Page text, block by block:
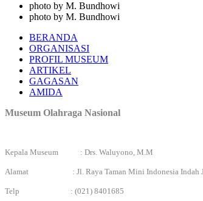
photo by M. Bundhowi
photo by M. Bundhowi
BERANDA
ORGANISASI
PROFIL MUSEUM
ARTIKEL
GAGASAN
AMIDA
Museum Olahraga Nasional
Kepala Museum : Drs. Waluyono, M.M
Alamat : Jl. Raya Taman Mini Indonesia Indah
Telp : (021) 8401685